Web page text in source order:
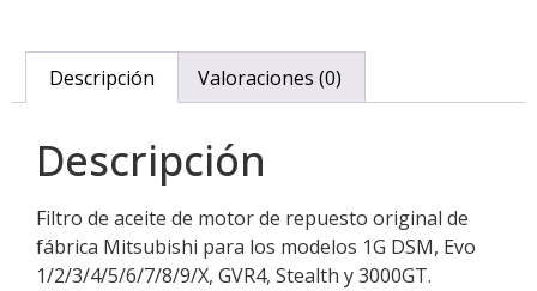
Descripción Valoraciones (0)
Descripción
Filtro de aceite de motor de repuesto original de
fábrica Mitsubishi para los modelos 1G DSM, Evo
1/2/3/4/5/6/7/8/9/X, GVR4, Stealth y 3000GT.